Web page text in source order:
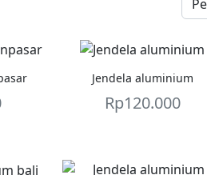
Jendela aluminium
Rp120.000